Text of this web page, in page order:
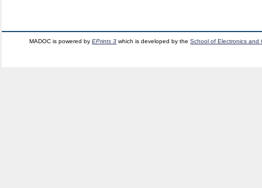
MADOC is powered byEPrints 3 which is developed by theSchool of Electronics and